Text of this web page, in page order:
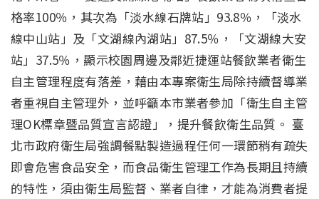
格率100％，其次為「淡水線石牌站」93.8％，「淡水
線中山站」及「文湖線內湖站」87.5％，「文湖線大安
站」37.5％，顯示校園周邊及鄰近捷運站餐飲業者衛生
自主管理程度有落差，藉由本專案衛生局除持續督導業
者重視自主管理外，並呼籲本市業者參加「衛生自主管
理OK標章暨品質宣言認證」，提升餐飲衛生品質。 臺
北市政府衛生局強調餐點製造過程任何一環節稍有疏失
即會危害食品安全，而食品衛生管理工作為長期且持續
的特性，須由衛生局監督、業者自律，才能為消費者提